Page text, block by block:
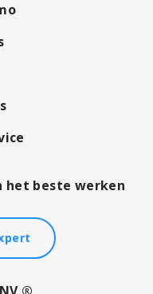
het beste werken